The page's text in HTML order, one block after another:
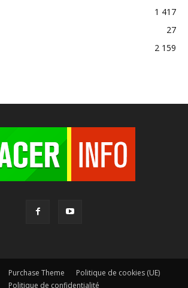
1 417
27
2 159
Purchase Theme
Politique de cookies (UE)
Politique de confidentialité